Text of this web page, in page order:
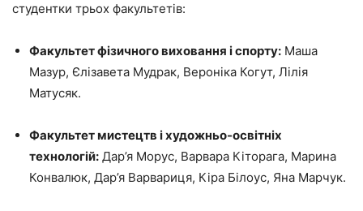
студентки трьох факультетів:
Факультет фізичного виховання і спорту: Маша
Мазур, Єлізавета Мудрак, Вероніка Когут, Лілія
Матусяк.
Факультет мистецтв і художньо-освітніх
технологій: Дар’я Морус, Варвара Кіторага, Марина
Конвалюк, Дар’я Варвариця, Кіра Білоус, Яна Марчук.